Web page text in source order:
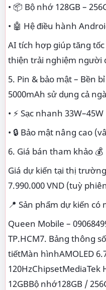
• 📦 Bộ nhớ 128GB –
• 🤖 Hệ điều hành
AI tích hợp giúp tăng
thiện trải nghiệm người
5. Pin & bảo mật – Bền
5000mAh sử dụng cả
• ⚡ Sạc nhanh 33W–45W
• 🔒 Bảo mật nâng cao
6. Giá bán tham khảo 💰
Giá dự kiến tại thị
7.990.000 VND (tuỳ
📍 Sản phẩm dự kiến có
Queen Mobile –
TP.HCM7. Bảng thông
tiếtMàn hìnhAMOLED
120HzChipsetMediaTek
12GBBộ nhớ128GB /